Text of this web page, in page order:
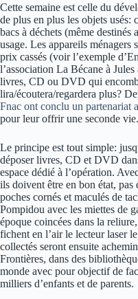
Cette semaine est celle du
de plus en plus les objets usés:
bacs à déchets (même
usage. Les appareils ménagers
prix cassés (voir l’exemple
l’association La Bécane à
livres, CD ou DVD qui
lira/écoutera/regardera plus?
Fnac ont conclu un partenariat
pour leur offrir une seconde vie.
Le principe est tout simple:
déposer livres, CD et DVD
espace dédié à l’opération.
ils doivent être en bon état,
poches cornés et maculés de
Pompidou avec les miettes de
époque coincées dans la
fichent en l’air le lecteur laser
collectés seront ensuite
Frontières, dans des
monde avec pour objectif de
milliers d’enfants et de parents.